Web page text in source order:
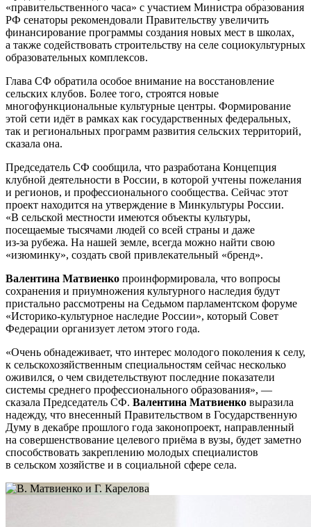
«правительственного часа» с участием Министра образования
РФ сенаторы рекомендовали Правительству увеличить
финансирование программы создания новых мест в школах,
а также содействовать строительству на селе социокультурных
образовательных комплексов.
Глава СФ обратила особое внимание на восстановление
сельских клубов. Более того, строятся новые
многофункциональные культурные центры. Формирование
этой сети идёт в рамках как государственных федеральных,
так и региональных программ развития сельских территорий,
сказала она.
Председатель СФ сообщила, что разработана Концепция
клубной деятельности в России, в которой учтены пожелания
и регионов, и профессионального сообщества. Сейчас этот
проект находится на утверждение в Минкультуры России.
«В сельской местности имеются объекты культуры,
посещаемые тысячами людей со всей страны и даже
из‑за рубежа. На нашей земле, всегда можно найти свою
«изюминку», создать свой привлекательный «бренд».
Валентина Матвиенко проинформировала, что вопросы
сохранения и приумножения культурного наследия будут
пристально рассмотрены на Седьмом парламентском форуме
«Историко-культурное наследие России», который Совет
Федерации организует летом этого года.
«Очень обнадеживает, что интерес молодого поколения к селу,
к сельскохозяйственным специальностям сейчас несколько
оживился, о чем свидетельствуют последние показатели
системы среднего профессионального образования», —
сказала Председатель СФ. Валентина Матвиенко выразила
надежду, что внесенный Правительством в Государственную
Думу в декабре прошлого года законопроект, направленный
на совершенствование целевого приёма в вузы, будет заметно
способствовать закреплению молодых специалистов
в сельском хозяйстве и в социальной сфере села.